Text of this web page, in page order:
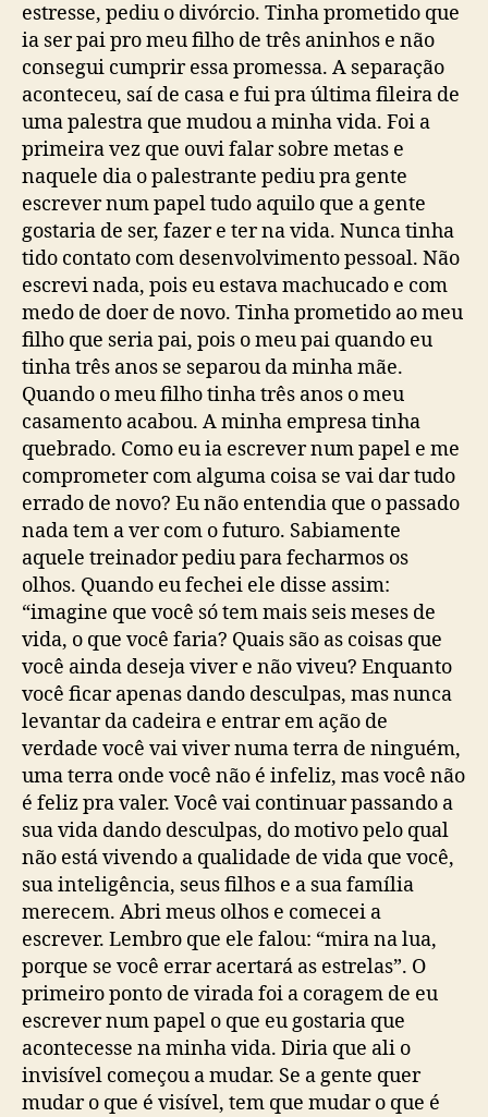
estresse, pediu o divórcio. Tinha prometido que
ia ser pai pro meu filho de três aninhos e não
consegui cumprir essa promessa. A separação
aconteceu, saí de casa e fui pra última fileira de
uma palestra que mudou a minha vida. Foi a
primeira vez que ouvi falar sobre metas e
naquele dia o palestrante pediu pra gente
escrever num papel tudo aquilo que a gente
gostaria de ser, fazer e ter na vida. Nunca tinha
tido contato com desenvolvimento pessoal. Não
escrevi nada, pois eu estava machucado e com
medo de doer de novo. Tinha prometido ao meu
filho que seria pai, pois o meu pai quando eu
tinha três anos se separou da minha mãe.
Quando o meu filho tinha três anos o meu
casamento acabou. A minha empresa tinha
quebrado. Como eu ia escrever num papel e me
comprometer com alguma coisa se vai dar tudo
errado de novo? Eu não entendia que o passado
nada tem a ver com o futuro. Sabiamente
aquele treinador pediu para fecharmos os
olhos. Quando eu fechei ele disse assim:
“imagine que você só tem mais seis meses de
vida, o que você faria? Quais são as coisas que
você ainda deseja viver e não viveu? Enquanto
você ficar apenas dando desculpas, mas nunca
levantar da cadeira e entrar em ação de
verdade você vai viver numa terra de ninguém,
uma terra onde você não é infeliz, mas você não
é feliz pra valer. Você vai continuar passando a
sua vida dando desculpas, do motivo pelo qual
não está vivendo a qualidade de vida que você,
sua inteligência, seus filhos e a sua família
merecem. Abri meus olhos e comecei a
escrever. Lembro que ele falou: “mira na lua,
porque se você errar acertará as estrelas”. O
primeiro ponto de virada foi a coragem de eu
escrever num papel o que eu gostaria que
acontecesse na minha vida. Diria que ali o
invisível começou a mudar. Se a gente quer
mudar o que é visível, tem que mudar o que é